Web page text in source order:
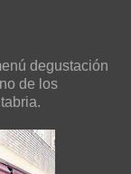
degustación
de los